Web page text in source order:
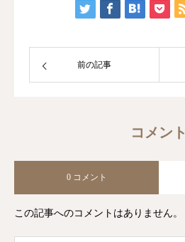
前の記事
コメント
0 コメント
この記事へのコメントはありません。